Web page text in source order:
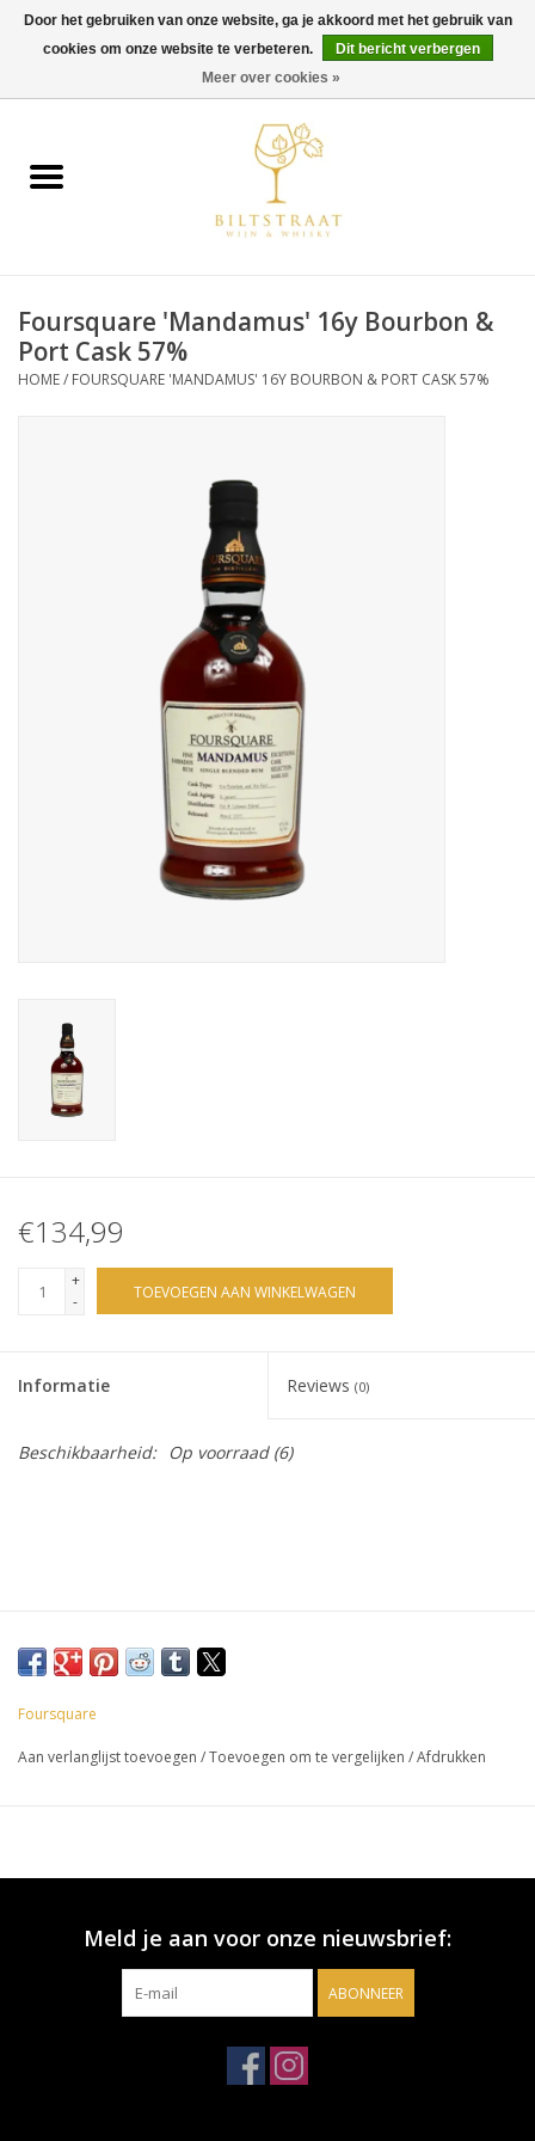
0 Artikelen - €0,00
Wijn
Gin & Tonic
Rum
Foursquare 'Mandamus' 16y Bourbon &
Port Cask 57%
HOME/ FOURSQUARE 'MANDAMUS' 16Y BOURBON & PORT CASK 57%
€134,99
+
-
TOEVOEGEN AAN WINKELWAGEN
Informatie Reviews (0)
Beschikbaarheid: Op voorraad(6)
Foursquare
Aan verlanglijst toevoegen /Toevoegen om te vergelijken /Afdrukken
Meld je aan voor onze nieuwsbrief:
ABONNEER
Door het gebruiken van onze website, ga je akkoord met het gebruik van
cookies om onze website te verbeteren.
Dit bericht verbergen
Meer over cookies »